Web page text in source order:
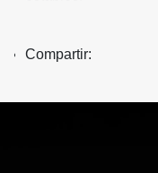
Compartir: